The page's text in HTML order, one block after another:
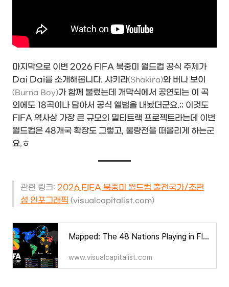
마지막으로 이번 2026 FIFA 북중미 월드컵 공식 주제가
Dai Dai를 소개해봅니다. 샤키라(Shakira)와 버나 보이
(Burna Boy)가 함께 불렀는데 개막식에서 공연되는 이 곡
외에도 18곡이나 담아서 공식 앨범을 내놨더군요.;; 이것도
FIFA 역사상 가장 큰 규모의 밀티트랙 프로젝트라는데 이번
월드컵은 48개국 확장도 그렇고, 물량전을 떠올리게 하는군
요.ㅎ
관련 링크: 2026 FIFA 북중미 월드컵 출전국가/조편
성 인포그래픽 (visualcapitalist.com)
Mapped: The 48 Nations Playing in FIFA World Cup 2026
www.visualcapitalist.com